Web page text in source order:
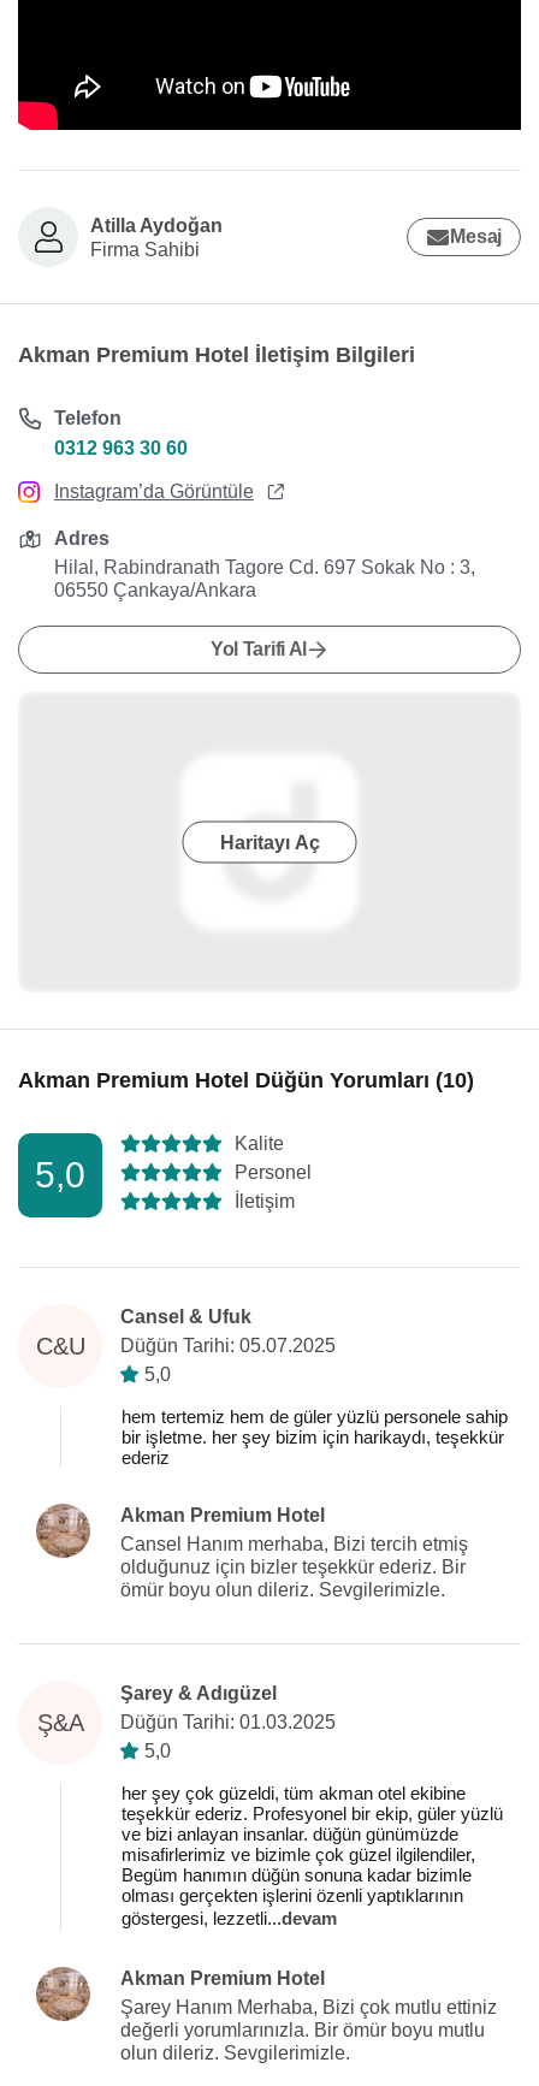
Atilla Aydoğan
Firma Sahibi
Mesaj
Akman Premium Hotel İletişim Bilgileri
Telefon
0312 963 30 60
Instagram’da Görüntüle
Adres
Hilal, Rabindranath Tagore Cd. 697 Sokak No : 3,
06550 Çankaya/Ankara
Yol Tarifi Al
Haritayı Aç
Akman Premium Hotel Düğün Yorumları (10)
5,0
Kalite
Personel
İletişim
C&U
Cansel & Ufuk
Düğün Tarihi: 05.07.2025
5,0
hem tertemiz hem de güler yüzlü personele sahip
bir işletme. her şey bizim için harikaydı, teşekkür
ederiz
Akman Premium Hotel
Cansel Hanım merhaba, Bizi tercih etmiş
olduğunuz için bizler teşekkür ederiz. Bir
ömür boyu olun dileriz. Sevgilerimizle.
Ş&A
Şarey & Adıgüzel
Düğün Tarihi: 01.03.2025
5,0
her şey çok güzeldi, tüm akman otel ekibine
teşekkür ederiz. Profesyonel bir ekip, güler yüzlü
ve bizi anlayan insanlar. düğün günümüzde
misafirlerimiz ve bizimle çok güzel ilgilendiler,
Begüm hanımın düğün sonuna kadar bizimle
olması gerçekten işlerini özenli yaptıklarının
göstergesi, lezzetli...devam
Akman Premium Hotel
Şarey Hanım Merhaba, Bizi çok mutlu ettiniz
değerli yorumlarınızla. Bir ömür boyu mutlu
olun dileriz. Sevgilerimizle.